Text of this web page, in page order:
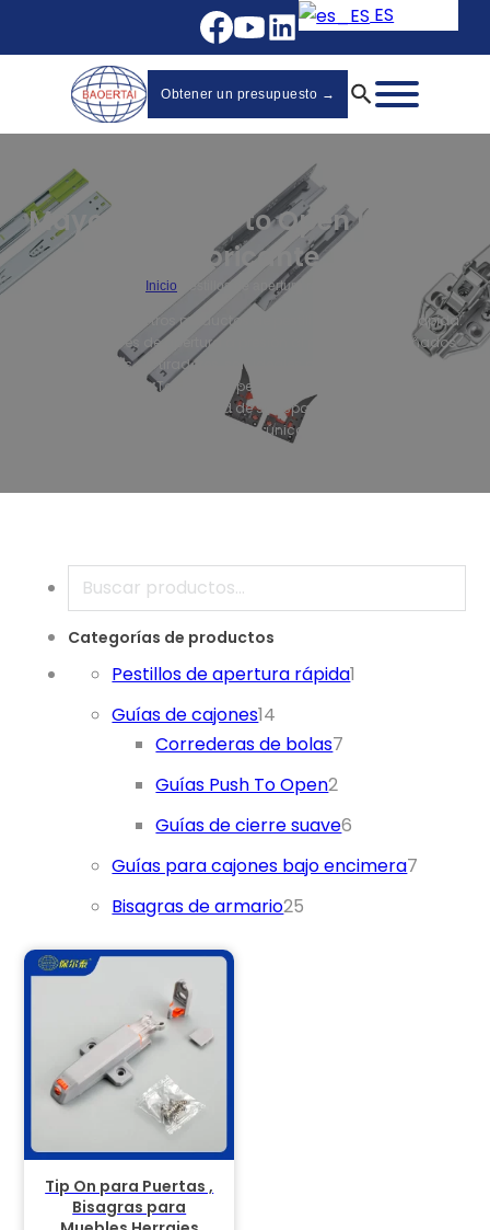
ES
Obtener un presupuesto →
Mayorista Push to Open Latches
Fabricante
Inicio Pestillos de apertura rápida
Bienvenido a nuestros productos de pestillos de apertura rápida.
Nuestros cierres de apertura a presión al por mayor, diseñados
para armarios sin tiradores, son ideales para cocinas, baños y
muebles diversos. Totalmente personalizables, mejoran tanto el
estilo como la funcionalidad de su espacio, atendiendo a sus
necesidades únicas.
Buscar en
Categorías de productos
Pestillos de apertura rápida1
Guías de cajones14
Correderas de bolas7
Guías Push To Open22 productos
Guías de cierre suave6
Guías para cajones bajo encimera7
Bisagras de armario25
Tip On para Puertas ,
Bisagras para